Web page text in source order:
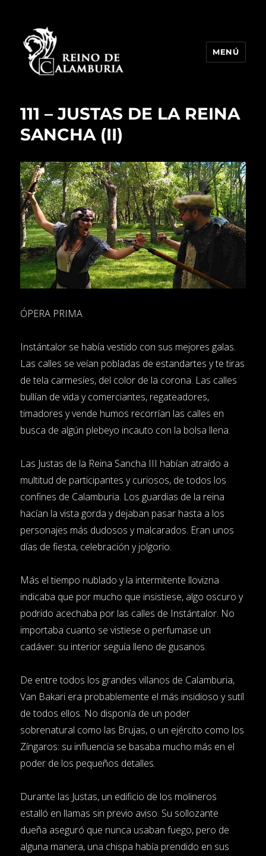
MENÚ
111 – JUSTAS DE LA REINA
SANCHA (II)
ÓPERA PRIMA
Instántalor se había vestido con sus mejores galas.
Las calles se veían pobladas de estandartes y te tiras
de tela carmesíes, del color de la corona. Las calles
bullían de vida y comerciantes, regateadores,
timadores y vende humos recorrían las calles en
busca de algún plebeyo incauto con la bolsa llena.
Las Justas de la Reina Sancha III habían atraído a
multitud de participantes y curiosos, de todos los
confines de Calamburia. Los guardias de la reina
hacían la vista gorda y dejaban pasar hasta a los
personajes más dudosos y malcarados. Eran unos
días de fiesta, celebración y jolgorio.
Más el tiempo nublado y la intermitente llovizna
indicaba que por mucho que insistiese, algo oscuro y
podrido acechaba por las calles de Instántalor. No
importaba cuanto se vistiese o perfumase un
cadáver: su interior seguía lleno de gusanos.
De entre todos los grandes villanos de Calamburia,
Van Bakari era probablemente el más insidioso y sutíl
de todos ellos. No disponía de un poder
sobrenatural como las Brujas, o un ejército como los
Zíngaros: su influencia se basaba mucho más en el
poder de los pequeños detalles.
Durante las Justas, un edificio de los molineros
estalló en llamas sin previo aviso. Su sollozante
dueña aseguró que nunca usaban fuego, pero de
alguna manera, una chispa había prendido en sus